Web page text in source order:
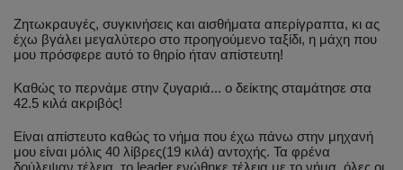
Ζητωκραυγές, συγκινήσεις και αισθήματα απερίγραπτα, κι ας
έχω βγάλει μεγαλύτερο στο προηγούμενο ταξίδι, η μάχη που
μου πρόσφερε αυτό το θηρίο ήταν απίστευτη!
Καθώς το περνάμε στην ζυγαριά... ο δείκτης σταμάτησε στα
42.5 κιλά ακριβός!
Είναι απίστευτο καθώς το νήμα που έχω πάνω στην μηχανή
μου είναι μόλις 40 λίβρες(19 κιλά) αντοχής. Τα φρένα